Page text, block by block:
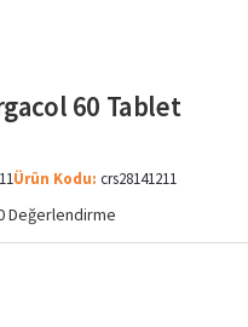
60 Tablet
Ürün Kodu: crs28141211
0 Değerlendirme